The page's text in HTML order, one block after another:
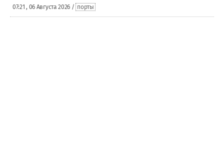
07:21 , 06 Августа 2026 / порты